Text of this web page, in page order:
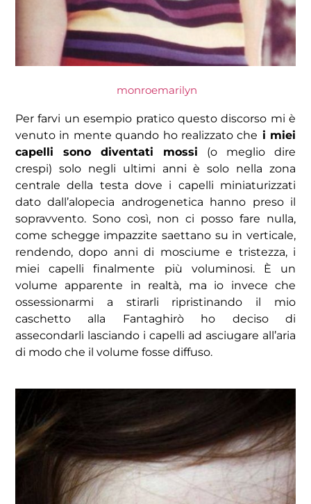
monroemarilyn
Per farvi un esempio pratico questo discorso mi è
venuto in mente quando ho realizzato che i miei
capelli sono diventati mossi (o meglio dire
crespi) solo negli ultimi anni è solo nella zona
centrale della testa dove i capelli miniaturizzati
dato dall’alopecia androgenetica hanno preso il
sopravvento. Sono così, non ci posso fare nulla,
come schegge impazzite saettano su in verticale,
rendendo, dopo anni di mosciume e tristezza, i
miei capelli finalmente più voluminosi. È un
volume apparente in realtà, ma io invece che
ossessionarmi a stirarli ripristinando il mio
caschetto alla Fantaghirò ho deciso di
assecondarli lasciando i capelli ad asciugare all’aria
di modo che il volume fosse diffuso.